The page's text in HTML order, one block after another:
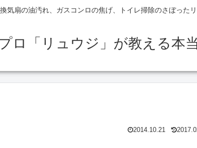
気扇の油汚れ、ガスコンロの焦げ、トイレ掃除のさぼった
ロ「リュウジ」が教える本
2014.10.21